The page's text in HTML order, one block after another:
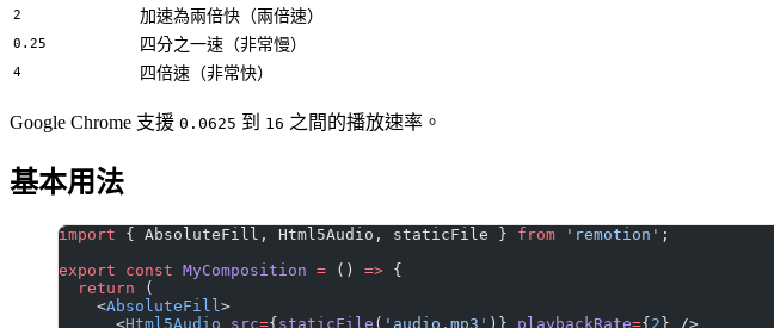
2 加速為兩倍快（兩倍速）
0.25 四分之一速（非常慢）
4 四倍速（非常快）
Google Chrome 支援 0.0625 到 16 之間的播放速率。
基本用法
import { AbsoluteFill, Html5Audio, staticFile } from 'remotion' ;
export const MyComposition = () => {
  return
(
    <
AbsoluteFill>
      <
Html5Audio src={ staticFile ( 'audio.mp3' )} playbackRate={ 2 } />